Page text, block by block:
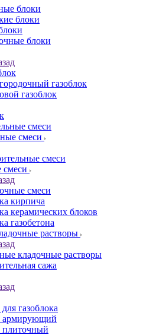
блоки
блоки
блоки
газоблок
газоблок
смеси
смеси
смеси
смеси
кирпича
керамических блоков
газобетона
растворы
кладочные растворы
сажа
газоблока
армирующий
плиточный